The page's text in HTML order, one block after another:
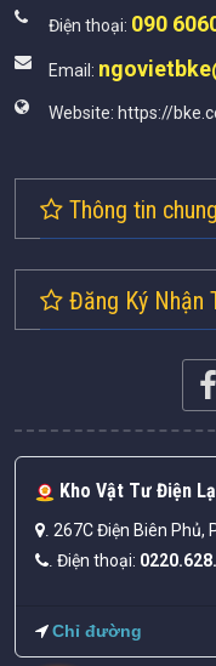
Điện thoại: 090
Email:
Website: https://
Thông tin chung
Đăng Ký Nhận
Kho Vật Tư Điện
267C Điện Biên Phủ,
Điện thoại:
Chỉ đường